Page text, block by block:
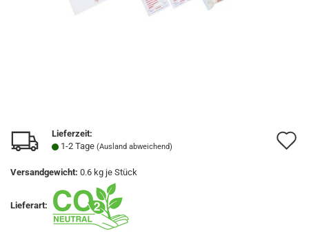
Lieferzeit:
1-2 Tage (Ausland abweichend)
Versandgewicht: 0.6 kg je Stück
Lieferart: